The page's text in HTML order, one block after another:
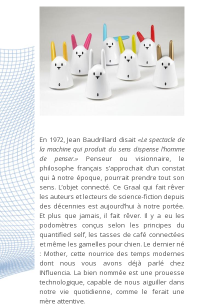
En 1972, Jean Baudrillard disait «Le spectacle de
la machine qui produit du sens dispense l’homme
de penser.»Penseur ou visionnaire, le
philosophe français s’approchait d’un constat
qui à notre époque, pourrait prendre tout son
sens. L’objet connecté. Ce Graal qui fait rêver
les auteurs et lecteurs de science-fiction depuis
des décennies est aujourd’hui à notre portée.
Et plus que jamais, il fait rêver. Il y a eu les
podomètres conçus selon les principes du
quantified self, les tasses de café connectées
et même les gamelles pour chien. Le dernier né
: Mother, cette nourrice des temps modernes
dont nous vous avons déjà parlé chez
INfluencia. La bien nommée est une prouesse
technologique, capable de nous aiguiller dans
notre vie quotidienne, comme le ferait une
mère attentive.